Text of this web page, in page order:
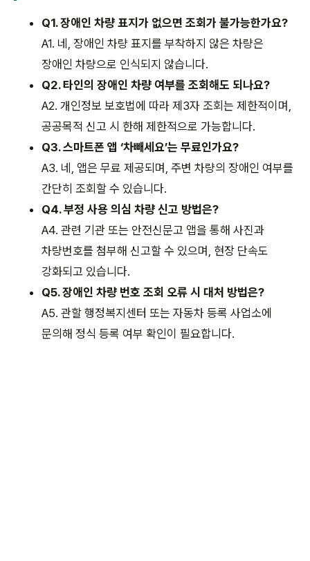
Q1. 장애인 차량 표지가 없으면 조회가 불가능한가요?
A1. 네, 장애인 차량 표지를 부착하지 않은 차량은
장애인 차량으로 인식되지 않습니다.
Q2. 타인의 장애인 차량 여부를 조회해도 되나요?
A2. 개인정보 보호법에 따라 제3자 조회는 제한적이며,
공공목적 신고 시 한해 제한적으로 가능합니다.
Q3. 스마트폰 앱 ‘차빼세요’는 무료인가요?
A3. 네, 앱은 무료 제공되며, 주변 차량의 장애인 여부를
간단히 조회할 수 있습니다.
Q4. 부정 사용 의심 차량 신고 방법은?
A4. 관련 기관 또는 안전신문고 앱을 통해 사진과
차량번호를 첨부해 신고할 수 있으며, 현장 단속도
강화되고 있습니다.
Q5. 장애인 차량 번호 조회 오류 시 대처 방법은?
A5. 관할 행정복지센터 또는 자동차 등록 사업소에
문의해 정식 등록 여부 확인이 필요합니다.